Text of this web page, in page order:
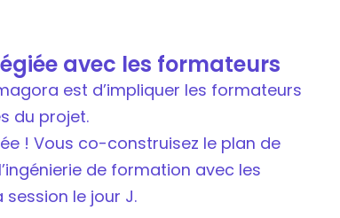
avec les formateurs
est d’impliquer les formateurs
du projet.
! Vous co-construisez le plan de
de formation avec les
le jour J.